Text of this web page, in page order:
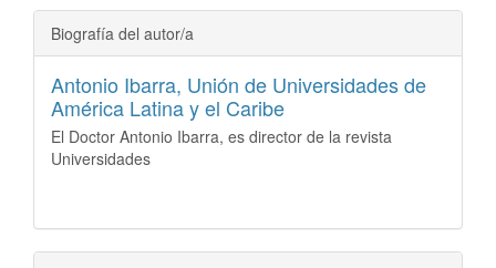
Biografía del autor/a
Antonio Ibarra, Unión de Universidades de
América Latina y el Caribe
El Doctor Antonio Ibarra, es director de la revista
Universidades